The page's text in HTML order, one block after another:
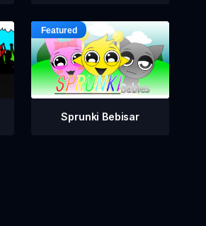
Sprunki Bebisar